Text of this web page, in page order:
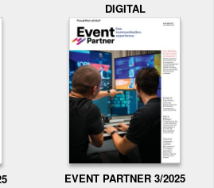
DIGITAL
EVENT PARTNER 3/2025